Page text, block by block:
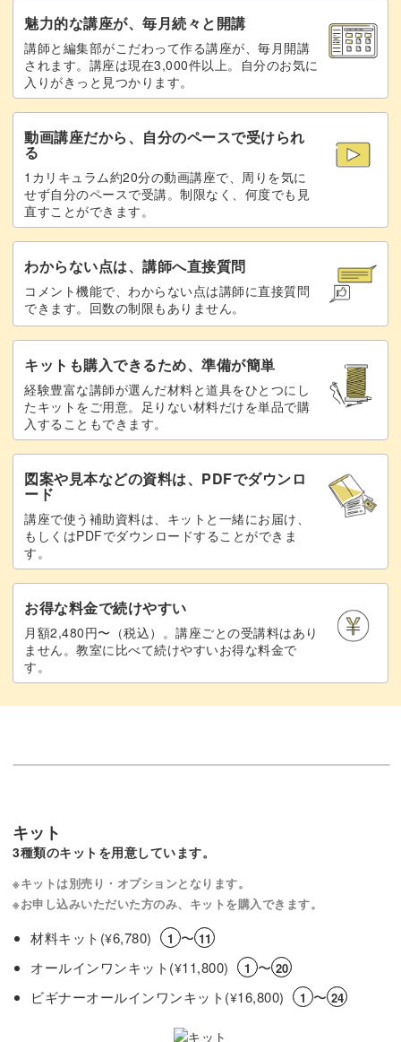
魅力的な講座が、毎月続々と開講
講師と編集部がこだわって作る講座が、毎月開講
されます。講座は現在3,000件以上。自分のお気に
入りがきっと見つかります。
動画講座だから、自分のペースで受けられ
る
1カリキュラム約20分の動画講座で、周りを気に
せず自分のペースで受講。制限なく、何度でも見
直すことができます。
わからない点は、講師へ直接質問
コメント機能で、わからない点は講師に直接質問
できます。回数の制限もありません。
キットも購入できるため、準備が簡単
経験豊富な講師が選んだ材料と道具をひとつにし
たキットをご用意。足りない材料だけを単品で購
入することもできます。
図案や見本などの資料は、PDFでダウンロ
ード
講座で使う補助資料は、キットと一緒にお届け、
もしくはPDFでダウンロードすることができま
す。
お得な料金で続けやすい
月額2,480円〜（税込）。講座ごとの受講料はあり
ません。教室に比べて続けやすいお得な料金で
す。
キット
3種類のキットを用意しています。
※キットは別売り・オプションとなります。
※お申し込みいただいた方のみ、キットを購入できます。
材料キット(¥6,780) 1 〜 11
オールインワンキット(¥11,800) 1 〜 20
ビギナーオールインワンキット(¥16,800) 1 〜 24